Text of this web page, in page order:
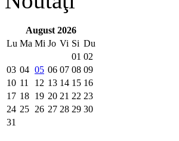
August 2026
Lu Ma Mi Jo Vi Si Du
01 02
03 04 05 06 07 08 09
10 11 12 13 14 15 16
17 18 19 20 21 22 23
24 25 26 27 28 29 30
31